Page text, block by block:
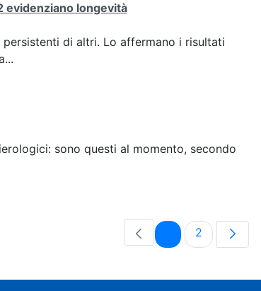
evidenziano longevità
persistenti di altri. Lo affermano i risultati
sono questi al momento, secondo
PaginaPagina
2